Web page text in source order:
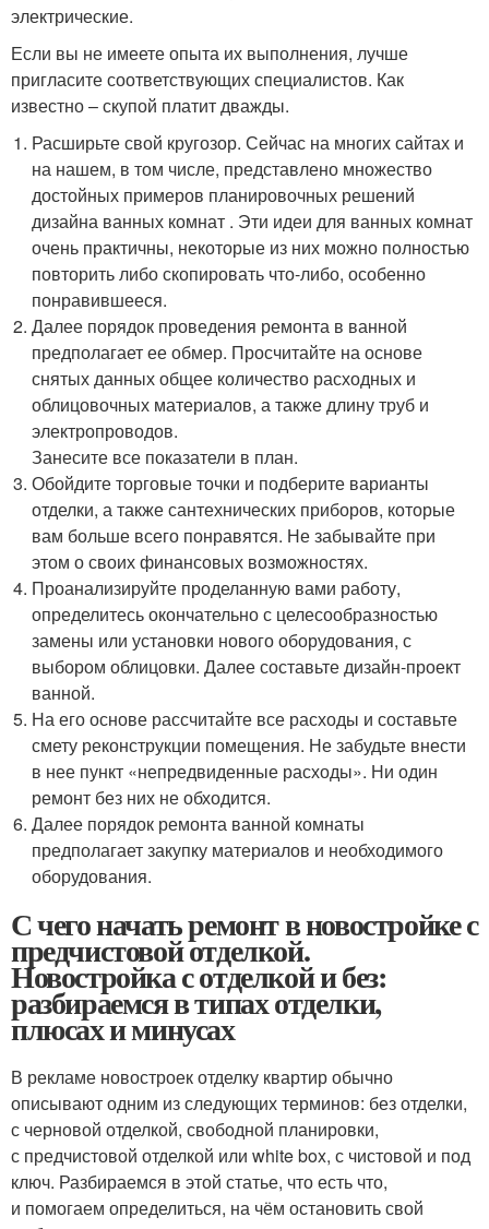
электрические.
Если вы не имеете опыта их выполнения, лучше
пригласите соответствующих специалистов. Как
известно – скупой платит дважды.
Расширьте свой кругозор. Сейчас на многих сайтах и
на нашем, в том числе, представлено множество
достойных примеров планировочных решений
дизайна ванных комнат . Эти идеи для ванных комнат
очень практичны, некоторые из них можно полностью
повторить либо скопировать что-либо, особенно
понравившееся.
Далее порядок проведения ремонта в ванной
предполагает ее обмер. Просчитайте на основе
снятых данных общее количество расходных и
облицовочных материалов, а также длину труб и
электропроводов.
Занесите все показатели в план.
Обойдите торговые точки и подберите варианты
отделки, а также сантехнических приборов, которые
вам больше всего понравятся. Не забывайте при
этом о своих финансовых возможностях.
Проанализируйте проделанную вами работу,
определитесь окончательно с целесообразностью
замены или установки нового оборудования, с
выбором облицовки. Далее составьте дизайн-проект
ванной.
На его основе рассчитайте все расходы и составьте
смету реконструкции помещения. Не забудьте внести
в нее пункт «непредвиденные расходы». Ни один
ремонт без них не обходится.
Далее порядок ремонта ванной комнаты
предполагает закупку материалов и необходимого
оборудования.
С чего начать ремонт в новостройке с
предчистовой отделкой.
Новостройка с отделкой и без:
разбираемся в типах отделки,
плюсах и минусах
В рекламе новостроек отделку квартир обычно
описывают одним из следующих терминов: без отделки,
с черновой отделкой, свободной планировки,
с предчистовой отделкой или white box, с чистовой и под
ключ. Разбираемся в этой статье, что есть что,
и помогаем определиться, на чём остановить свой